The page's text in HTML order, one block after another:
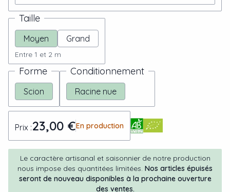
Taille
Moyen Grand
Entre 1 et 2 m
Forme
Scion
Conditionnement
Racine nue
Prix :23,00 €En production
Le caractère artisanal et saisonnier de notre production
nous impose des quantitées limitées. Nos articles épuisés
seront de nouveau disponibles à la prochaine ouverture
des ventes.